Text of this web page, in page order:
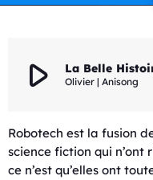
play_arrow Olivier | Anisong
Robotech est la fusion
science fiction qui n’ont
ce n’est qu’elles ont